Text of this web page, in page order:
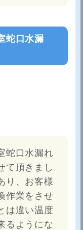
蛇口水漏
蛇口水漏れ
て頂きまし
り、お客様
作業をさせ
は違い温度
るようにな